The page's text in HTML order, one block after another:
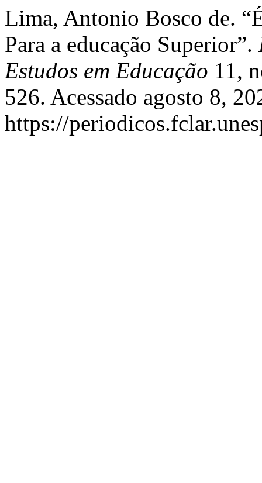
Lima, Antonio Bosco de.
Para a educação Superior”.
Estudos em Educação 11,
526. Acessado agosto 8,
https://